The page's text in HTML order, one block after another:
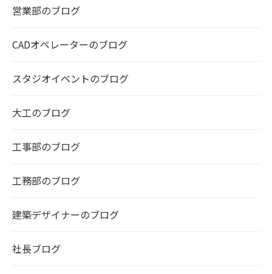
営業部のブログ
CADオペレーターのブログ
スタジオイベントのブログ
大工のブログ
工事部のブログ
工務部のブログ
建築デザイナーのブログ
社長ブログ